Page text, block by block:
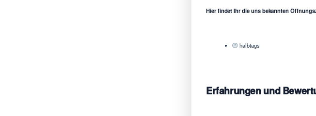
Hier findet Ihr die uns bekannten
halbtags
Erfahrungen und